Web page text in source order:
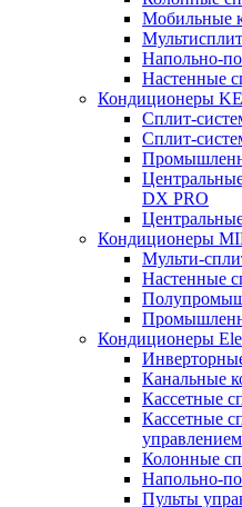
Мобильные
Напольно-
Настенные
Кондиционеры
Сплит-
Сплит-
DX PRO
Кондиционеры
Мульти-
Настенные
Кондиционеры
Канальные
Кассетные
Кассетные
управлением
Колонные
Напольно-
Пульты